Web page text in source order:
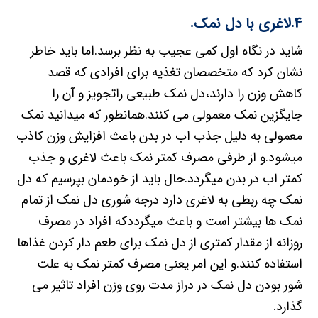
4.لاغری با دل نمک.
شاید در نگاه اول کمی عجیب به نظر برسد.اما باید خاطر
نشان کرد که متخصصان تغذیه برای افرادی که قصد
کاهش وزن را دارند،دل نمک طبیعی راتجویز و آن را
جایگزین نمک معمولی می کنند.همانطور که میدانید نمک
معمولی به دلیل جذب اب در بدن باعث افزایش وزن کاذب
میشود.و از طرفی مصرف کمتر نمک باعث لاغری و جذب
کمتر اب در بدن میگردد.حال باید از خودمان بپرسیم که دل
نمک چه ربطی به لاغری دارد درجه شوری دل نمک از تمام
نمک ها بیشتر است و باعث میگرددکه افراد در مصرف
روزانه از مقدار کمتری از دل نمک برای طعم دار کردن غذاها
استفاده کنند.و این امر یعنی مصرف کمتر نمک به علت
شور بودن دل نمک در دراز مدت روی وزن افراد تاثیر می
گذارد.